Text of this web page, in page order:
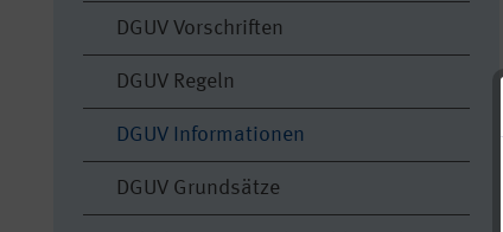
DGUV Vorschriften
DGUV Regeln
DGUV Informationen
DGUV Grundsätze